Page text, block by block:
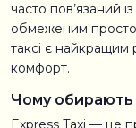
часто пов’язаний
обмеженим
таксі є найкращим
комфорт.
Чому обирають
Express Taxi — це